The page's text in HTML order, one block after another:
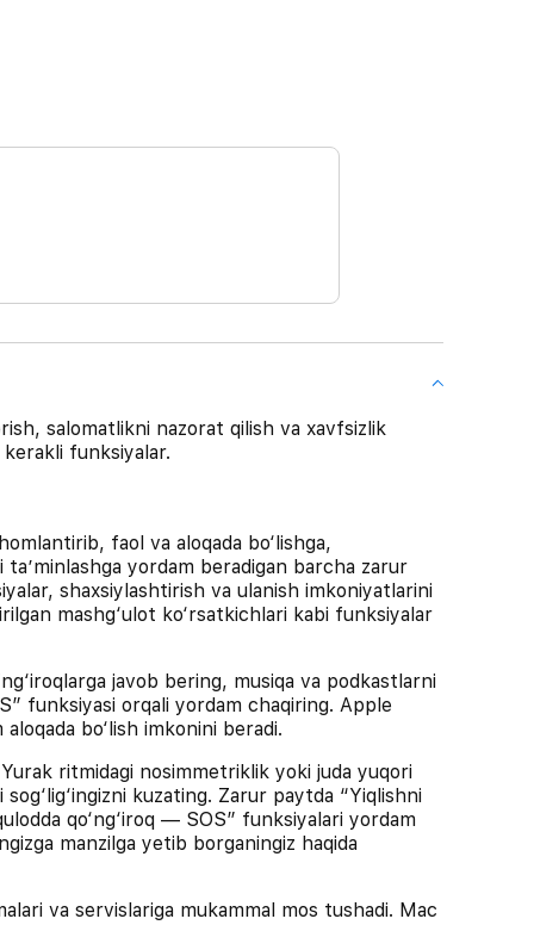
salomatlikni nazorat qilish va xavfsizlik
kerakli funksiyalar.
faol va aloqada bo‘lishga,
ta’minlashga yordam beradigan barcha zarur
shaxsiylashtirish va ulanish imkoniyatlarini
mashg‘ulot ko‘rsatkichlari kabi funksiyalar
javob bering, musiqa va podkastlarni
funksiyasi orqali yordam chaqiring. Apple
bo‘lish imkonini beradi.
ritmidagi nosimmetriklik yoki juda yuqori
kuzating. Zarur paytda “Yiqlishni
qo‘ng‘iroq — SOS” funksiyalari yordam
manzilga yetib borganingiz haqida
va servislariga mukammal mos tushadi. Mac